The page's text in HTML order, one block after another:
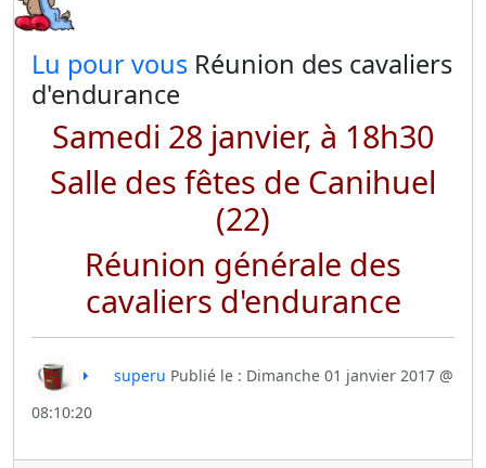
​Lu pour vous Réunion des cavaliers
d'endurance
Samedi 28 janvier, à 18h30
Salle des fêtes de Canihuel
(22)
Réunion générale des
cavaliers d'endurance
superu Publié le : Dimanche 01 janvier 2017 @
08:10:20